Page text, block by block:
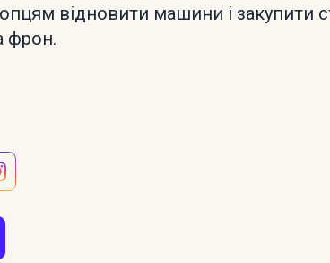
відновити машини і закупити
фрон.